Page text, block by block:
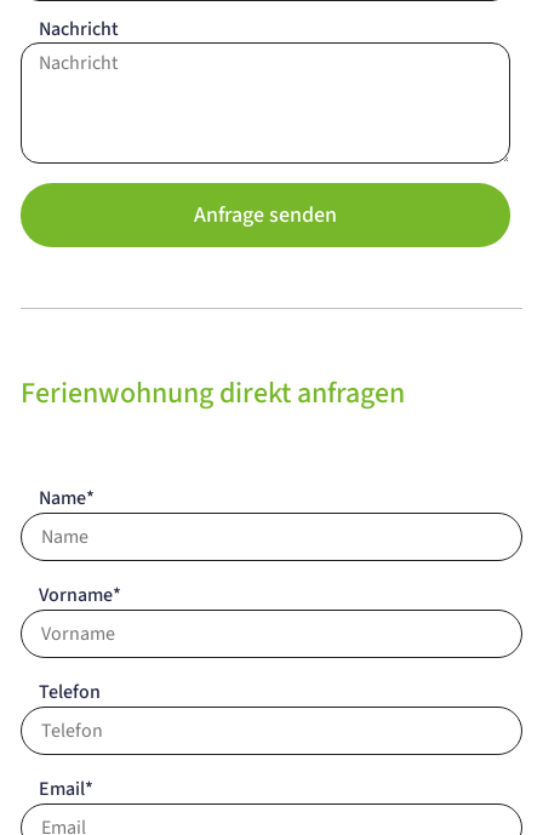
Nachricht
Anfrage senden
Ferienwohnung direkt anfragen
Name*
Vorname*
Telefon
Email*